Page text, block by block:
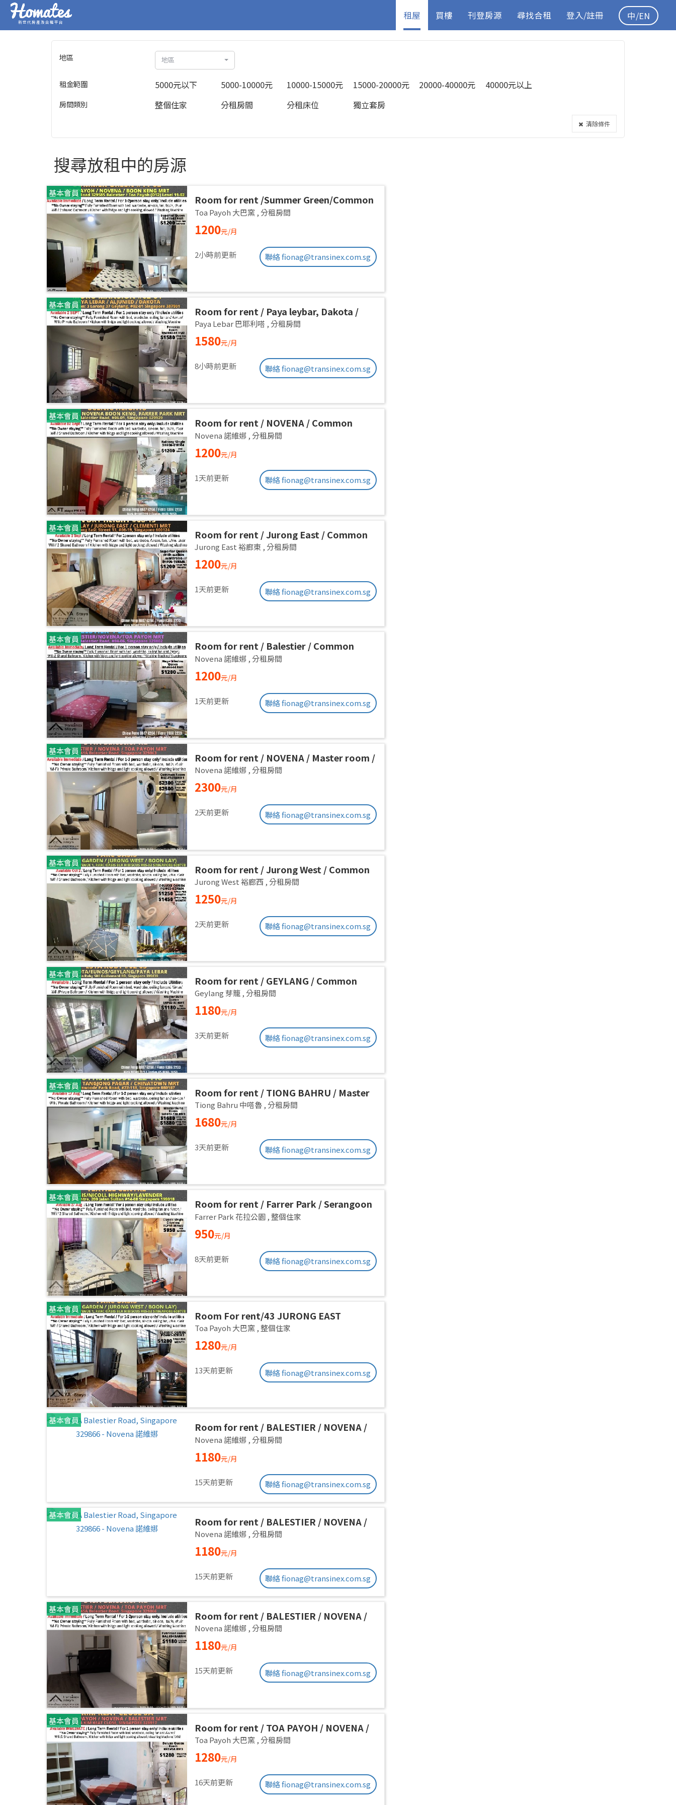
新世代房產及合租平台
租屋 買樓 刊登房源 尋找合租 登入/註冊 中/EN
地區 地區
租金範圍 5000元以下 5000-10000元 10000-15000元 15000-20000元 20000-40000元 40000元以上
房間類別 整個住家 分租房間 分租床位 獨立套房
清除條件
搜尋放租中的房源
基本會員
Room for rent /Summer Green/Common
room/1 pax/Available Immediately
Toa Payoh 大巴窯 ,分租房間
1200元/月
2小時前更新 聯絡 fionag@transinex.com.sg
基本會員
Room for rent / Paya leybar, Dakota /
Master room / 1pax stay / Available 2
Sept
Paya Lebar 巴耶利嗒 ,分租房間
1580元/月
8小時前更新 聯絡 fionag@transinex.com.sg
基本會員
Room for rent / NOVENA / Common
room / 1pax stay / Available Sept 2
Novena 諾維娜 ,分租房間
1200元/月
1天前更新 聯絡 fionag@transinex.com.sg
基本會員
Room for rent / Jurong East / Common
room / 1pax stay / Available 2 Sept
Jurong East 裕廊東 ,分租房間
1200元/月
1天前更新 聯絡 fionag@transinex.com.sg
基本會員
Room for rent / Balestier / Common
room / 1pax stay / Available Immediately
Novena 諾維娜 ,分租房間
1200元/月
1天前更新 聯絡 fionag@transinex.com.sg
基本會員
Room for rent / NOVENA / Master room /
2,3 pax stay / Available Immediately
Novena 諾維娜 ,分租房間
2300元/月
2天前更新 聯絡 fionag@transinex.com.sg
基本會員
Room for rent / Jurong West / Common
room / 1pax stay / Available Oct 2
Jurong West 裕廊西 ,分租房間
1250元/月
2天前更新 聯絡 fionag@transinex.com.sg
基本會員
Room for rent / GEYLANG / Common
room / 1pax stay / Available Immediately
Geylang 芽籠 ,分租房間
1180元/月
3天前更新 聯絡 fionag@transinex.com.sg
基本會員
Room for rent / TIONG BAHRU / Master
room / 1pax stay / Available 17 August
Tiong Bahru 中嗒魯 ,分租房間
1680元/月
3天前更新 聯絡 fionag@transinex.com.sg
基本會員
Room for rent / Farrer Park / Serangoon
/ Common room / 1pax stay / Available
27 Aug
Farrer Park 花拉公園 ,整個住家
950元/月
8天前更新 聯絡 fionag@transinex.com.sg
基本會員
Room For rent/43 JURONG EAST
AVENUE 1, PARC OASIS BLK HIBISCUS
60977 Road/commen /for 1pax/
Available Immediate
Toa Payoh 大巴窯 ,整個住家
1280元/月
13天前更新 聯絡 fionag@transinex.com.sg
基本會員
Room for rent / BALESTIER / NOVENA /
Common room / 1pax stay / Available
immediate
Novena 諾維娜 ,分租房間
1180元/月
15天前更新 聯絡 fionag@transinex.com.sg
基本會員
Room for rent / BALESTIER / NOVENA /
Common room / 1pax stay / Available
immediate
Novena 諾維娜 ,分租房間
1180元/月
15天前更新 聯絡 fionag@transinex.com.sg
基本會員
Room for rent / BALESTIER / NOVENA /
Common room / 1pax stay / Available
immediate
Novena 諾維娜 ,分租房間
1180元/月
15天前更新 聯絡 fionag@transinex.com.sg
基本會員
Room for rent / TOA PAYOH / NOVENA /
Common room / 1pax stay / Available
immediate
Toa Payoh 大巴窯 ,分租房間
1280元/月
16天前更新 聯絡 fionag@transinex.com.sg